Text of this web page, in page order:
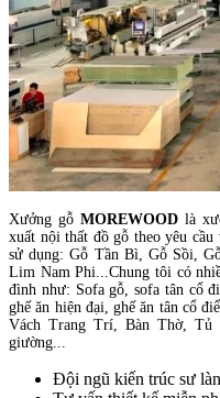
Xưởng gỗ MOREWOOD là
xuất nội thất đồ gỗ theo yêu
sử dụng: Gỗ Tần Bì, Gỗ Sồi,
Lim Nam Phi...Chung tôi có
đình như: Sofa gỗ, sofa tân cổ
ghế ăn hiện đại, ghế ăn tân cổ
Vách Trang Trí, Bàn Thờ, Tủ
giường...
Đội ngũ kiến trúc sư